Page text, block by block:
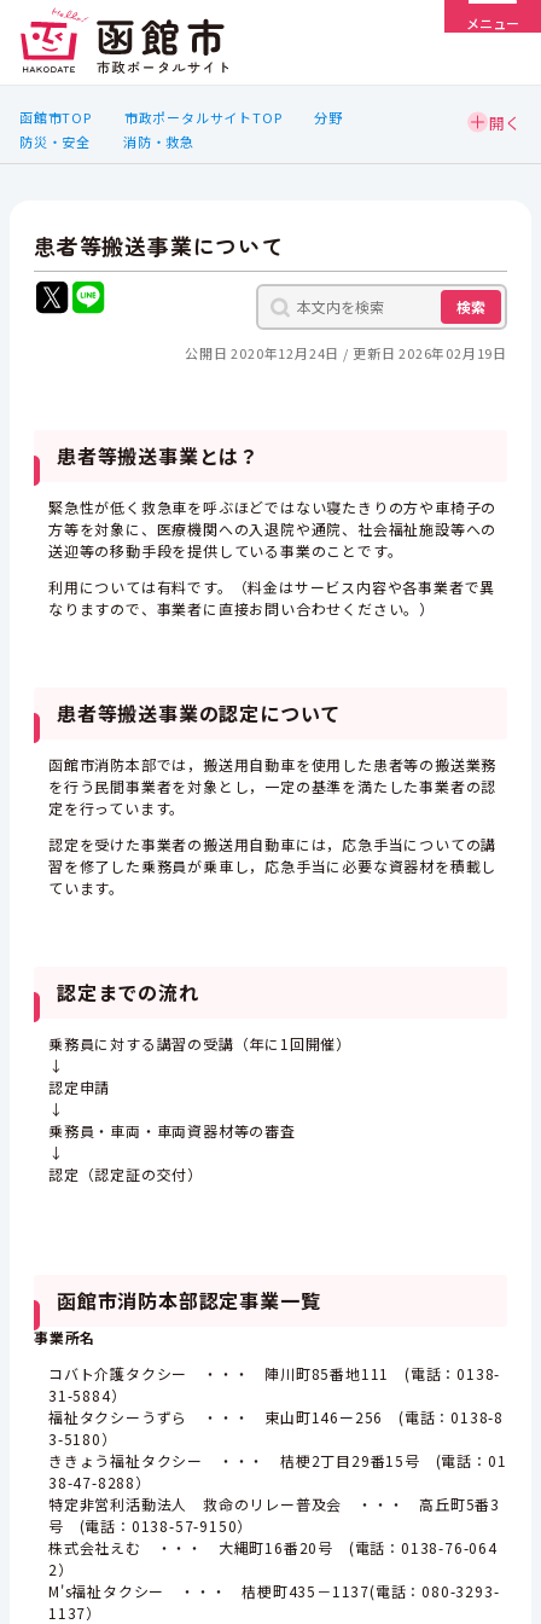
メニュー
函館市TOP 市政ポータルサイトTOP
分野
防災・安全
消防・救急
患者等搬送事業について
検索
公開日 2020年12月24日 更新日 2026年02月19日
患者等搬送事業とは？
緊急性が低く救急車を呼ぶほどではない寝たきりの方や車椅子の
方等を対象に、医療機関への入退院や通院、社会福祉施設等への
送迎等の移動手段を提供している事業のことです。
利用については有料です。（料金はサービス内容や各事業者で異
なりますので、事業者に直接お問い合わせください。）
患者等搬送事業の認定について
函館市消防本部では，搬送用自動車を使用した患者等の搬送業務
を行う民間事業者を対象とし，一定の基準を満たした事業者の認
定を行っています。
認定を受けた事業者の搬送用自動車には，応急手当についての講
習を修了した乗務員が乗車し，応急手当に必要な資器材を積載し
ています。
認定までの流れ
乗務員に対する講習の受講（年に1回開催）
↓
認定申請
↓
乗務員・車両・車両資器材等の審査
↓
認定（認定証の交付）
函館市消防本部認定事業一覧
事業所名
コバト介護タクシー ・・・ 陣川町85番地111 (電話：0138-
31-5884）
福祉タクシーうずら ・・・ 東山町146ー256 (電話：0138-8
3-5180）
ききょう福祉タクシー ・・・ 桔梗2丁目29番15号 (電話：01
38-47-8288）
特定非営利活動法人 救命のリレー普及会 ・・・ 高丘町5番3
号 (電話：0138-57-9150）
株式会社えむ ・・・ 大縄町16番20号 (電話：0138-76-064
2）
M's福祉タクシー ・・・ 桔梗町435－1137(電話：080-3293-
1137）